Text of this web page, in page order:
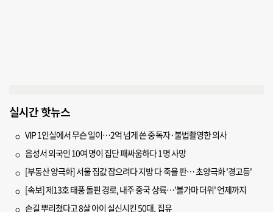
실시간 핫뉴스
VIP 1인실에서 무슨 일이…2억 넘게 쓴 중독자·불법촬영한 의사
음성서 외국인 10여 명이 집단 패싸움하다 1명 사망
[부동산 양극화] 서울 집값 잡으려다 지방 다 죽을 판… 초양극화 '경고등'
[속보] 제13호 태풍 돌핀 경로, 내주 중국 상륙…'불가마 더위' 언제까지
손길 뿌리쳤다고 8살 아이 실신시킨 50대, 집유